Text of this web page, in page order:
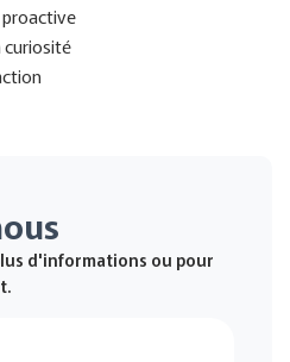
curiosité
d'informations ou pour